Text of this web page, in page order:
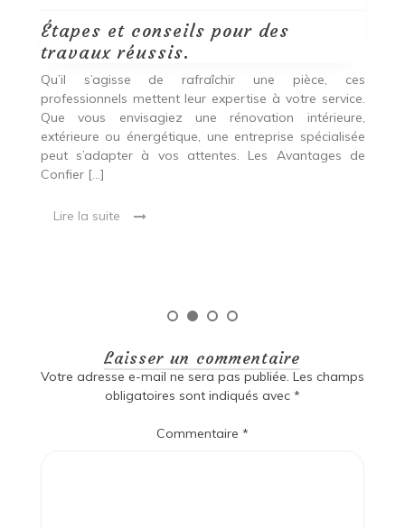
Étapes et conseils pour des
travaux réussis.
Qu’il s’agisse de rafraîchir une pièce, ces
professionnels mettent leur expertise à votre service.
Que vous envisagiez une rénovation intérieure,
extérieure ou énergétique, une entreprise spécialisée
peut s’adapter à vos attentes. Les Avantages de
Confier […]
Lire la suite
Laisser un commentaire
Votre adresse e-mail ne sera pas publiée. Les champs
obligatoires sont indiqués avec *
Commentaire *